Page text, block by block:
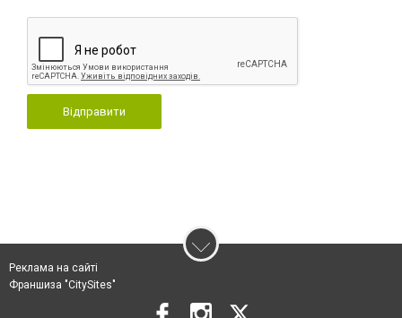
Відправити
Реклама на сайті
Франшиза "CitySites"